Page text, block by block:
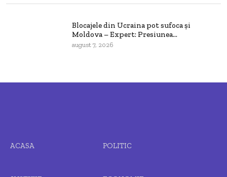
Blocajele din Ucraina pot sufoca și
Moldova – Expert: Presiunea...
august 7, 2026
ACASA POLITIC